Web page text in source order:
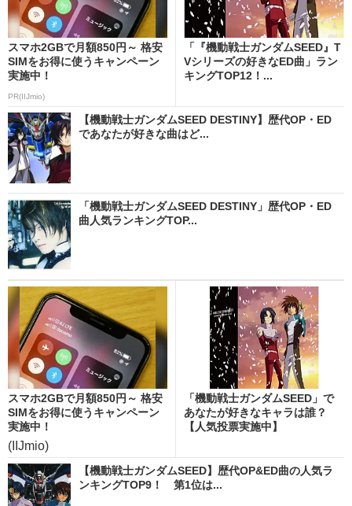
スマホ2GBで月額850円～ 格安
SIMをお得に使うキャンペーン
実施中！
PR(IIJmio)
「『機動戦士ガンダムSEED』T
Vシリーズの好きなED曲」ラン
キングTOP12！...
【機動戦士ガンダムSEED DESTINY】歴代OP・ED
であなたが好きな曲はど...
「機動戦士ガンダムSEED DESTINY」歴代OP・ED
曲人気ランキングTOP...
スマホ2GBで月額850円～ 格安
SIMをお得に使うキャンペーン
実施中！
(IIJmio)
「機動戦士ガンダムSEED」で
あなたが好きなキャラは誰？
【人気投票実施中】
【機動戦士ガンダムSEED】歴代OP&ED曲の人気ラ
ンキングTOP9！ 第1位は...